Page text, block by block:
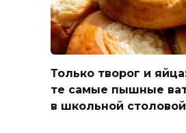
Только творог и
те самые пышные
в школьной столовой